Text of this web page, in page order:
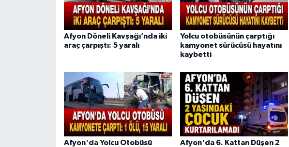
Afyon Döneli Kavşağı’nda iki
araç çarpıştı: 5 yaralı
Yolcu otobüsünün çarptığı
kamyonet sürücüsü hayatını
kaybetti
Afyon'da Yolcu Otobüsü
Afyon'da 6. Kattan Düşen 2